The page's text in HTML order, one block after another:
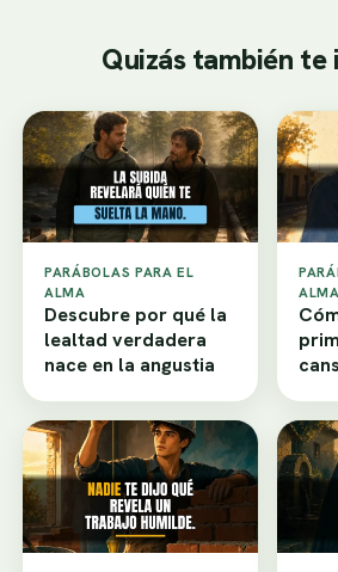
Quizás también te
PARÁBOLAS PARA EL
ALMA
Descubre por qué la
lealtad verdadera
nace en la angustia
ALMA